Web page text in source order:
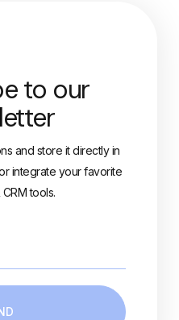
to our
and store it directly in
integrate your favorite
tools.